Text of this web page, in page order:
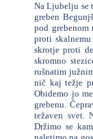
Na Ljubelju se
greben
pod
proti skalnemu
skrotje proti
skromno
rušnatim
nič kaj težje
Obidemo jo
grebenu.
težaven svet.
Držimo se